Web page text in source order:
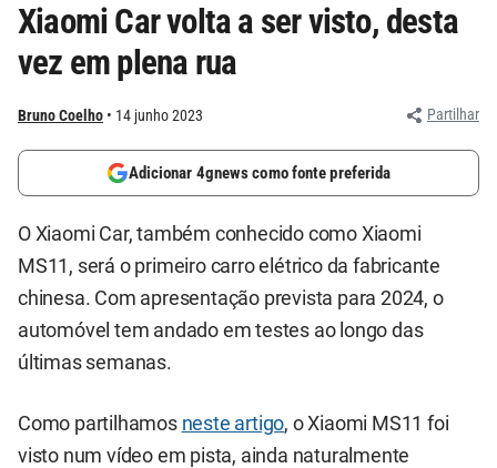
Xiaomi Car volta a ser visto, desta
vez em plena rua
Bruno Coelho 14 junho 2023 Partilhar
Adicionar 4gnews como fonte preferida
O Xiaomi Car, também conhecido como Xiaomi
MS11, será o primeiro carro elétrico da fabricante
chinesa. Com apresentação prevista para 2024, o
automóvel tem andado em testes ao longo das
últimas semanas.
Como partilhamos neste artigo, o Xiaomi MS11 foi
visto num vídeo em pista, ainda naturalmente